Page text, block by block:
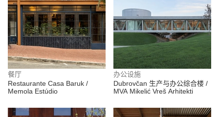
餐厅
Restaurante Casa Baruk /
Memola Estúdio
办公设施
Dubrovčan 生产与办公综合楼 /
MVA Mikelić Vreš Arhitekti